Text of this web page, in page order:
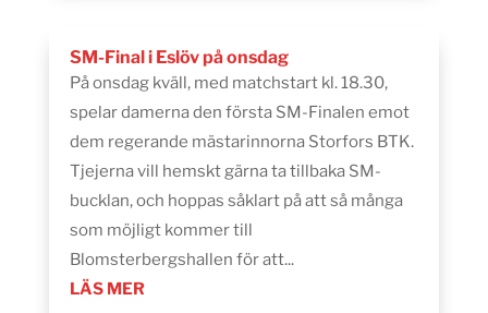
SM-Final i Eslöv på onsdag
På onsdag kväll, med matchstart kl. 18.30,
spelar damerna den första SM-Finalen emot
dem regerande mästarinnorna Storfors BTK.
Tjejerna vill hemskt gärna ta tillbaka SM-
bucklan, och hoppas såklart på att så många
som möjligt kommer till
Blomsterbergshallen för att...
LÄS MER